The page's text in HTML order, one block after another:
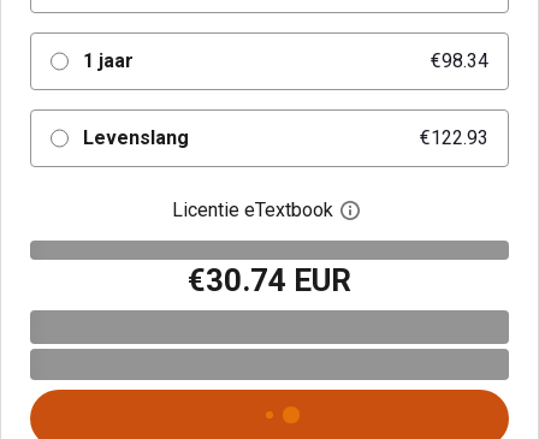
1 jaar €98.34
Levenslang €122.93
Licentie eTextbook Open het
€30.74 EUR